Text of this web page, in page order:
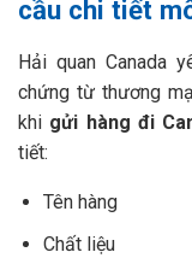
cầu chi tiết
Hải quan Canada
chứng từ thương
khi gửi hàng đi
tiết:
Tên hàng
Chất liệu